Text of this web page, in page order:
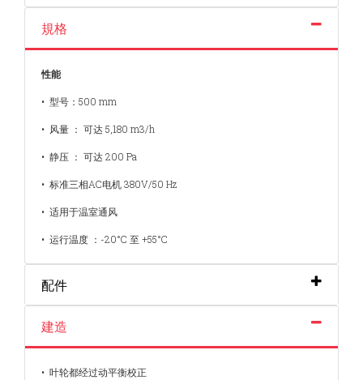
規格
性能
• 型号：500 mm
• 风量 ： 可达 5,180 m3/h
• 静压 ： 可达 200 Pa
• 标准三相AC电机 380V/50 Hz
• 适用于温室通风
• 运行温度 ：-20°C 至 +55°C
配件
建造
• 叶轮都经过动平衡校正